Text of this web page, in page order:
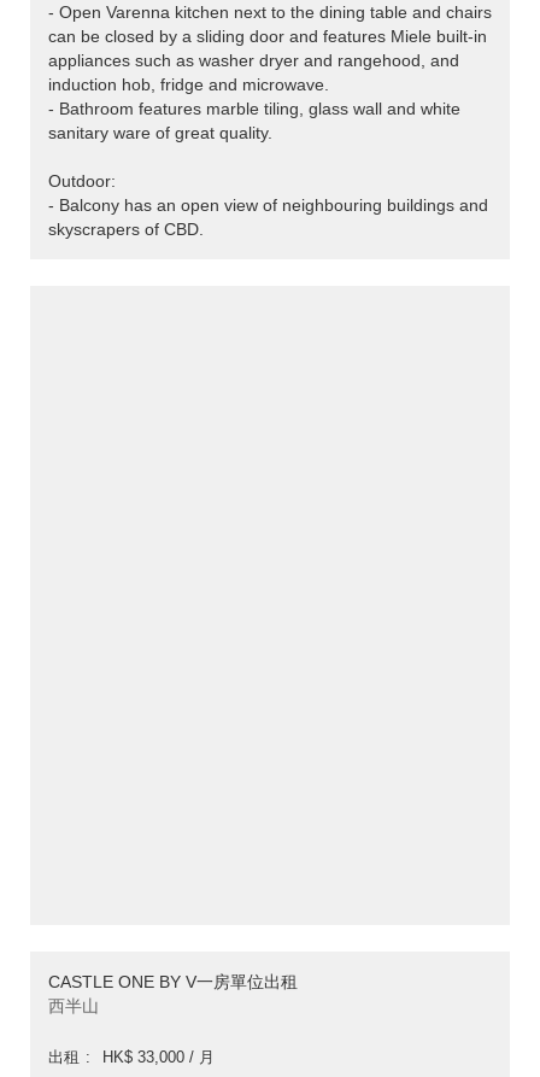
- Open Varenna kitchen next to the dining table and chairs
can be closed by a sliding door and features Miele built-in
appliances such as washer dryer and rangehood, and
induction hob, fridge and microwave.
- Bathroom features marble tiling, glass wall and white
sanitary ware of great quality.
Outdoor:
- Balcony has an open view of neighbouring buildings and
skyscrapers of CBD.
CASTLE ONE BY V一房單位出租
西半山
出租
HK$ 33,000 / 月